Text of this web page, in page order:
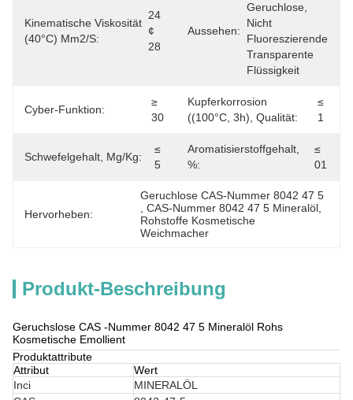
Kinematische Viskosität
(40°C) Mm2/s:
24
¢
28
Aussehen:
Geruchlose,
Nicht
Fluoreszierende
Transparente
Flüssigkeit
Cyber-Funktion:
≥
30
Kupferkorrosion
((100°C, 3h), Qualität:
≤
1
Schwefelgehalt, Mg/kg:
≤
5
Aromatisierstoffgehalt,
%:
≤
01
Hervorheben:
Geruchlose CAS-Nummer 8042 47 5
, CAS-Nummer 8042 47 5 Mineralöl
Rohstoffe Kosmetische
Weichmacher
Produkt-Beschreibung
Geruchslose CAS -Nummer 8042 47 5 Mineralöl Rohs
Kosmetische Emollient
Produktattribute
Attribut
Wert
Inci
MINERALÖL